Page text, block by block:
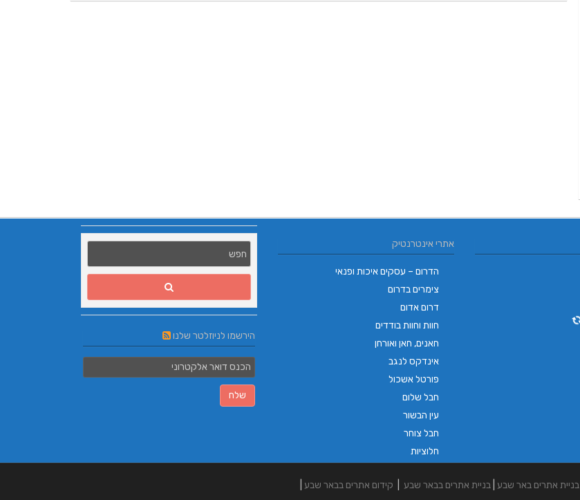
הירשמו לניוזלטר שלנו
אתרי אינטרנטיק
הדרום – עסקים איכות ופנאי
צימרים בדרום
דרום אדום
חוות וחוות בודדים
חאנים, חאן ואורחן
אינדקס לנגב
פורטל אשכול
חבל שלום
עין הבשור
חבל צוחר
חלוציות
בניית אתרים באר שבע בניית אתרים בבאר שבע קידום אתרים בבאר שבע